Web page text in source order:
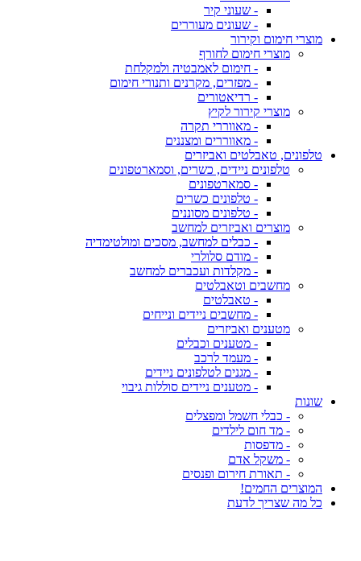
- שעוני קיר
- שעונים מעוררים
מוצרי חימום וקירור
מוצרי חימום לחורף
- חימום לאמבטיה ולמקלחת
- מפזרים, מקרנים ותנורי חימום
- רדיאטורים
מוצרי קירור לקיץ
- מאווררי תקרה
- מאווררים ומצננים
טלפונים, טאבלטים ואביזרים
טלפונים ניידים, כשרים, וסמארטפונים
- סמארטפונים
- טלפונים כשרים
- טלפונים מסוננים
מוצרים ואביזרים למחשב
- כבלים למחשב, מסכים ומולטימדיה
- מודם סלולרי
- מקלדות ועכברים למחשב
מחשבים וטאבלטים
- טאבלטים
- מחשבים ניידים ונייחים
מטענים ואביזרים
- מטענים וכבלים
- מעמד לרכב
- מגנים לטלפונים ניידים
- מטענים ניידים סוללות גיבוי
שונות
- כבלי חשמל ומפצלים
- מד חום לילדים
- מדפסות
- משקל אדם
- תאורת חירום ופנסים
המוצרים החמים!
כל מה שצריך לדעת